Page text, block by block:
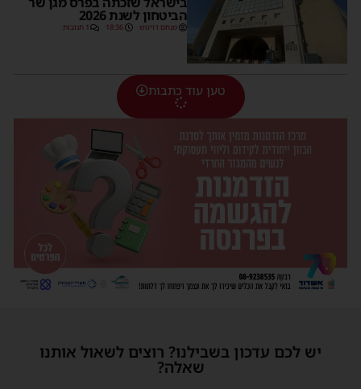
הביטחון לשנת 2026
מנחם דויטש 18:36 1 תגובות
טען עוד כתבות
יש לכם עדכון בשבילנו? רוצים לשאול אותנו
שאלה?